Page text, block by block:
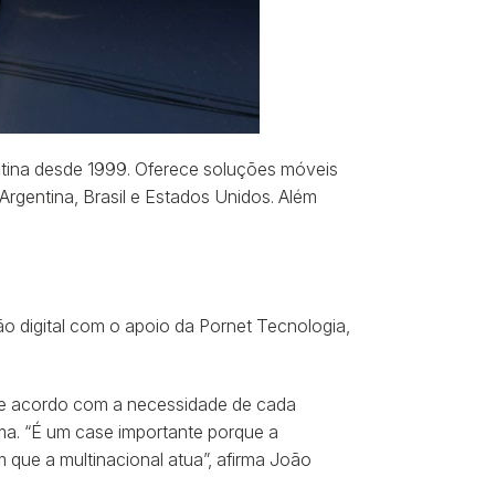
desde 1999. Oferece soluções móveis
Brasil e Estados Unidos. Além
digital com o apoio da Pornet Tecnologia,
acordo com a necessidade de cada
“É um case importante porque a
a multinacional atua”, afirma João